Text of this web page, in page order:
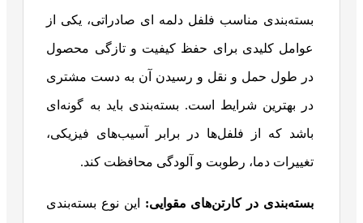
بسته‌بندی مناسب فلفل دلمه ای صادراتی، یکی از
عوامل کلیدی برای حفظ کیفیت و تازگی محصول
در طول حمل و نقل و رسیدن آن به دست مشتری
در بهترین شرایط است. بسته‌بندی باید به گونه‌ای
باشد که از فلفل‌ها در برابر آسیب‌های فیزیکی،
تغییرات دما، رطوبت و آلودگی محافظت کند.
بسته‌بندی در کارتن‌های مقوایی: این نوع بسته‌بندی